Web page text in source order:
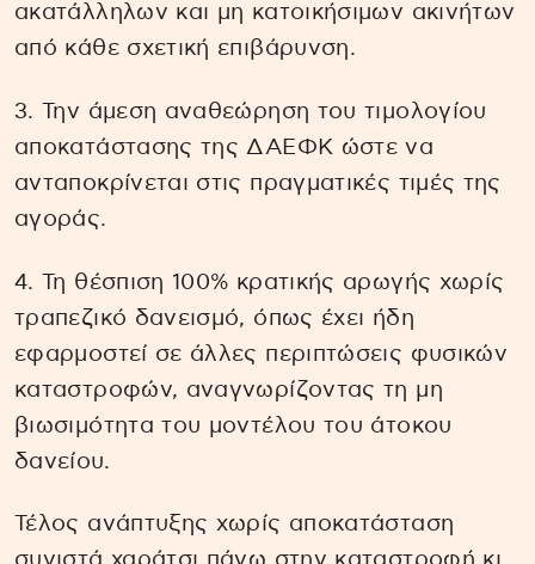
ακατάλληλων και μη κατοικήσιμων ακινήτων
από κάθε σχετική επιβάρυνση.
3. Την άμεση αναθεώρηση του τιμολογίου
αποκατάστασης της ΔΑΕΦΚ ώστε να
ανταποκρίνεται στις πραγματικές τιμές της
αγοράς.
4. Τη θέσπιση 100% κρατικής αρωγής χωρίς
τραπεζικό δανεισμό, όπως έχει ήδη
εφαρμοστεί σε άλλες περιπτώσεις φυσικών
καταστροφών, αναγνωρίζοντας τη μη
βιωσιμότητα του μοντέλου του άτοκου
δανείου.
Τέλος ανάπτυξης χωρίς αποκατάσταση